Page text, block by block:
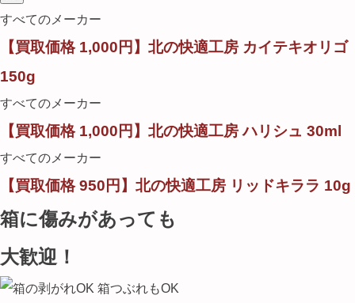
すべてのメーカー
【買取価格 1,000円】北の快適工房 カイテキオリゴ
150g
すべてのメーカー
【買取価格 1,000円】北の快適工房 ハリシュ 30ml
すべてのメーカー
【買取価格 950円】北の快適工房 リッドキララ 10g
箱に傷みがあっても
大歓迎！